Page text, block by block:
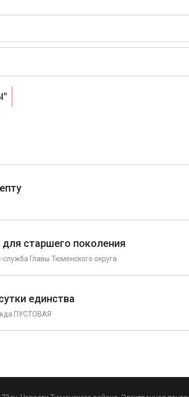
старшего поколения
служба Главы Тюменского округа
единства
ПУСТОВАЯ